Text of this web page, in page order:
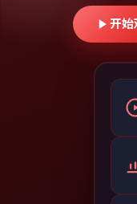
开